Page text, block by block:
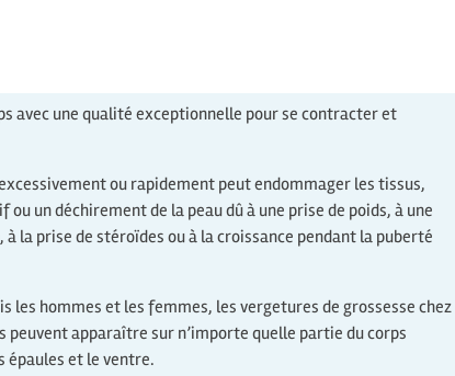
avec une qualité exceptionnelle pour se contracter et
ou rapidement peut endommager les tissus,
un déchirement de la peau dû à une prise de poids, à une
la prise de stéroïdes ou à la croissance pendant la puberté
hommes et les femmes, les vergetures de grossesse chez
apparaître sur n’importe quelle partie du corps
épaules et le ventre.